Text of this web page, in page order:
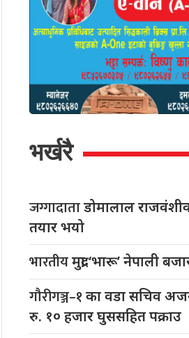
भर्खरै
जग्गादाताडोमालाल
तयार भयो
भारतीयमुद्रा ‘भारू’ नेपाली
गौरीगञ्ज–१का वडा सचिव
रु. १० हजार घुससहित पक्राउ